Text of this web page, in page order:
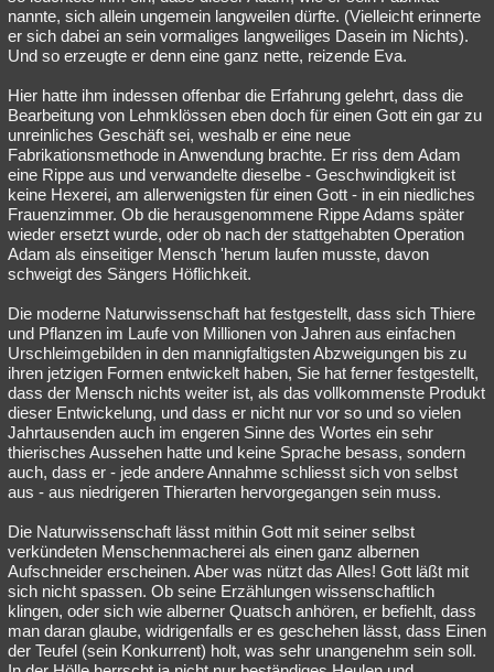
nannte, sich allein ungemein langweilen dürfte. (Vielleicht erinnerte
er sich dabei an sein vormaliges langweiliges Dasein im Nichts).
Und so erzeugte er denn eine ganz nette, reizende Eva.
Hier hatte ihm indessen offenbar die Erfahrung gelehrt, dass die
Bearbeitung von Lehmklössen eben doch für einen Gott ein gar zu
unreinliches Geschäft sei, weshalb er eine neue
Fabrikationsmethode in Anwendung brachte. Er riss dem Adam
eine Rippe aus und verwandelte dieselbe - Geschwindigkeit ist
keine Hexerei, am allerwenigsten für einen Gott - in ein niedliches
Frauenzimmer. Ob die herausgenommene Rippe Adams später
wieder ersetzt wurde, oder ob nach der stattgehabten Operation
Adam als einseitiger Mensch 'herum laufen musste, davon
schweigt des Sängers Höflichkeit.
Die moderne Naturwissenschaft hat festgestellt, dass sich Thiere
und Pflanzen im Laufe von Millionen von Jahren aus einfachen
Urschleimgebilden in den mannigfaltigsten Abzweigungen bis zu
ihren jetzigen Formen entwickelt haben, Sie hat ferner festgestellt,
dass der Mensch nichts weiter ist, als das vollkommenste Produkt
dieser Entwickelung, und dass er nicht nur vor so und so vielen
Jahrtausenden auch im engeren Sinne des Wortes ein sehr
thierisches Aussehen hatte und keine Sprache besass, sondern
auch, dass er - jede andere Annahme schliesst sich von selbst
aus - aus niedrigeren Thierarten hervorgegangen sein muss.
Die Naturwissenschaft lässt mithin Gott mit seiner selbst
verkündeten Menschenmacherei als einen ganz albernen
Aufschneider erscheinen. Aber was nützt das Alles! Gott läßt mit
sich nicht spassen. Ob seine Erzählungen wissenschaftlich
klingen, oder sich wie alberner Quatsch anhören, er befiehlt, dass
man daran glaube, widrigenfalls er es geschehen lässt, dass Einen
der Teufel (sein Konkurrent) holt, was sehr unangenehm sein soll.